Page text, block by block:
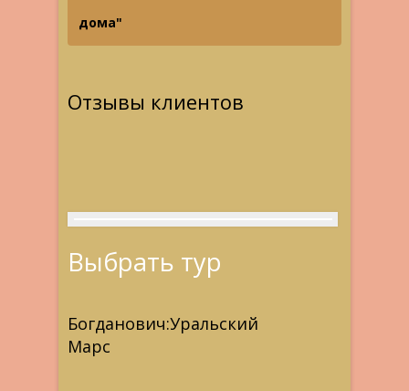
дома"
Отзывы клиентов
Выбрать тур
Богданович:Уральский
Марс